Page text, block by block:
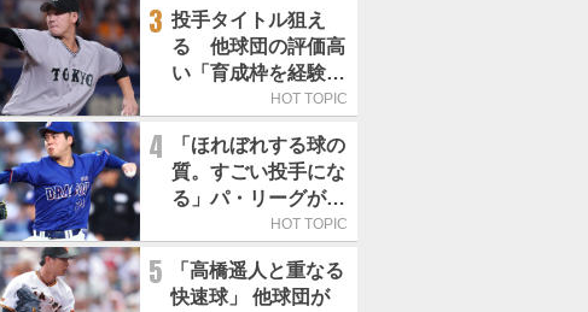
3 投手タイトル狙え
る 他球団の評価高
い「育成枠を経験し
た巨人の左腕」は
HOT TOPIC
4
「ほれぼれする球の
質。すごい投手にな
る」パ・リーグが驚
いた「中日の左腕」
HOT TOPIC
5
「高橋遥人と重なる
快速球」 他球団が